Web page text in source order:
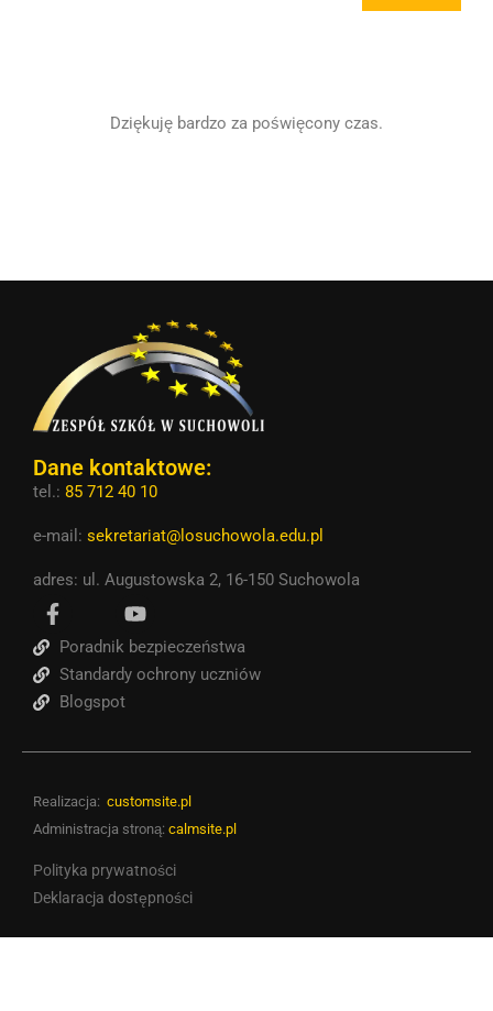
Dziękuję bardzo za poświęcony czas.
Dane kontaktowe:
tel.: 85 712 40 10
e-mail: sekretariat@losuchowola.edu.pl
adres: ul. Augustowska 2, 16-150 Suchowola
Poradnik bezpieczeństwa
Standardy ochrony uczniów
Blogspot
Realizacja: customsite.pl
Administracja stroną: calmsite.pl
Polityka prywatności
Deklaracja dostępności